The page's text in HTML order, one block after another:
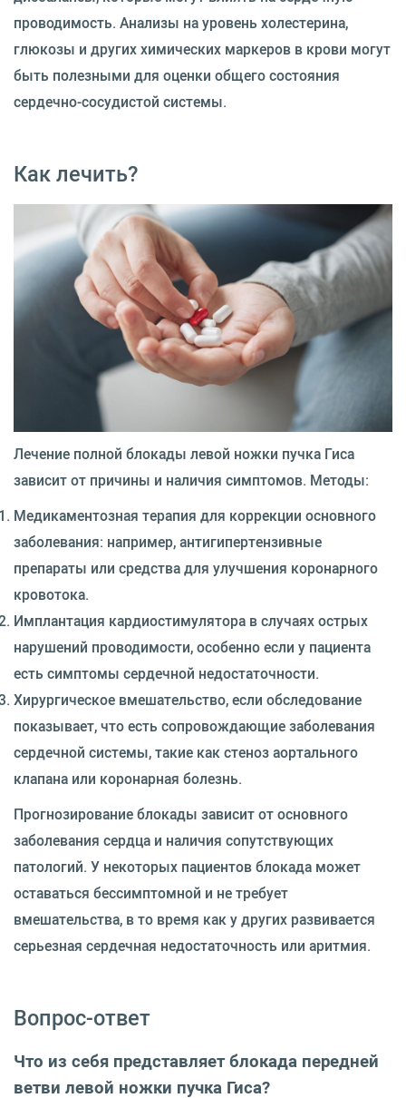
проводимость. Анализы на уровень холестерина,
глюкозы и других химических маркеров в крови могут
быть полезными для оценки общего состояния
сердечно-сосудистой системы.
Как лечить?
Лечение полной блокады левой ножки пучка Гиса
зависит от причины и наличия симптомов. Методы:
Медикаментозная терапия для коррекции основного
заболевания: например, антигипертензивные
препараты или средства для улучшения коронарного
кровотока.
Имплантация кардиостимулятора в случаях острых
нарушений проводимости, особенно если у пациента
есть симптомы сердечной недостаточности.
Хирургическое вмешательство, если обследование
показывает, что есть сопровождающие заболевания
сердечной системы, такие как стеноз аортального
клапана или коронарная болезнь.
Прогнозирование блокады зависит от основного
заболевания сердца и наличия сопутствующих
патологий. У некоторых пациентов блокада может
оставаться бессимптомной и не требует
вмешательства, в то время как у других развивается
серьезная сердечная недостаточность или аритмия.
Вопрос-ответ
Что из себя представляет блокада передней
ветви левой ножки пучка Гиса?